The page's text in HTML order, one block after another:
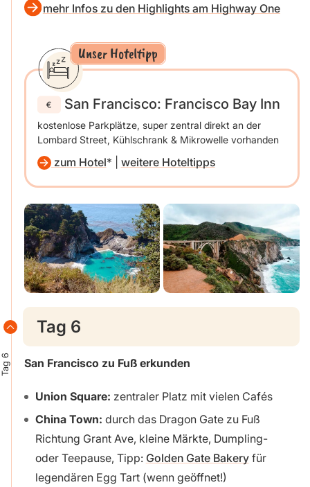
mehr Infos zu den Highlights am Highway One
Unser Hoteltipp
San Francisco: Francisco Bay Inn
kostenlose Parkplätze, super zentral direkt an der
Lombard Street, Kühlschrank & Mikrowelle vorhanden
zum Hotel weitere Hoteltipps
Tag 6
Tag 6
San Francisco zu Fuß erkunden
Union Square: zentraler Platz mit vielen Cafés
China Town: durch das Dragon Gate zu Fuß
Richtung Grant Ave, kleine Märkte, Dumpling-
oder Teepause, Tipp: Golden Gate Bakeryfür
legendären Egg Tart (wenn geöffnet!)